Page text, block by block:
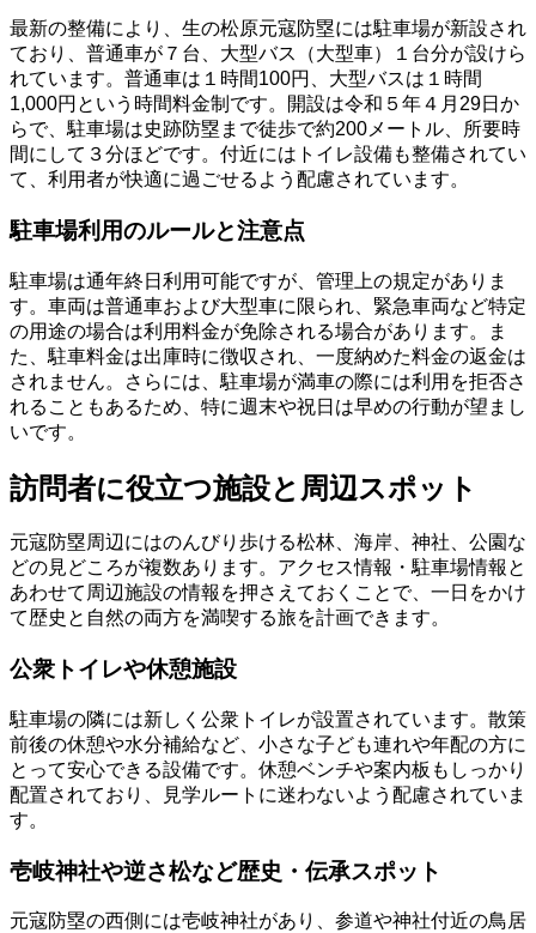
最新の整備により、生の松原元寇防塁には駐車場が新設され
ており、普通車が７台、大型バス（大型車）１台分が設けら
れています。普通車は１時間100円、大型バスは１時間
1,000円という時間料金制です。開設は令和５年４月29日か
らで、駐車場は史跡防塁まで徒歩で約200メートル、所要時
間にして３分ほどです。付近にはトイレ設備も整備されてい
て、利用者が快適に過ごせるよう配慮されています。
駐車場利用のルールと注意点
駐車場は通年終日利用可能ですが、管理上の規定がありま
す。車両は普通車および大型車に限られ、緊急車両など特定
の用途の場合は利用料金が免除される場合があります。ま
た、駐車料金は出庫時に徴収され、一度納めた料金の返金は
されません。さらには、駐車場が満車の際には利用を拒否さ
れることもあるため、特に週末や祝日は早めの行動が望まし
いです。
訪問者に役立つ施設と周辺スポット
元寇防塁周辺にはのんびり歩ける松林、海岸、神社、公園な
どの見どころが複数あります。アクセス情報・駐車場情報と
あわせて周辺施設の情報を押さえておくことで、一日をかけ
て歴史と自然の両方を満喫する旅を計画できます。
公衆トイレや休憩施設
駐車場の隣には新しく公衆トイレが設置されています。散策
前後の休憩や水分補給など、小さな子ども連れや年配の方に
とって安心できる設備です。休憩ベンチや案内板もしっかり
配置されており、見学ルートに迷わないよう配慮されていま
す。
壱岐神社や逆さ松など歴史・伝承スポット
元寇防塁の西側には壱岐神社があり、参道や神社付近の鳥居